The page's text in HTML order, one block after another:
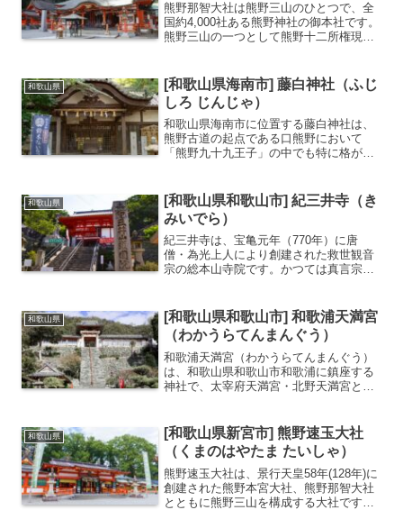
熊野那智大社は熊野三山のひとつで、全
国約4,000社ある熊野神社の御本社です。
熊野三山の一つとして熊野十二所権現と
高約500メートルに位置する6棟の社殿に
は、夫須美神を...
和歌山県
[和歌山県海南市] 藤白神社（ふじ
しろ じんじゃ）
和歌山県海南市に位置する藤白神社は、
熊野古道の起点である口熊野において
「熊野九十九王子」の中でも特に格が高
史の深さを感じさせる荘厳な空気が漂っ
ています。この神社の最大の...
和歌山県
[和歌山県和歌山市] 紀三井寺（き
みいでら）
紀三井寺は、宝亀元年（770年）に唐
僧・為光上人により創建された救世観音
宗の総本山寺院です。かつては真言宗山
りました。境内にある三井水（清浄水・
楊柳水・吉祥水...
和歌山県
[和歌山県和歌山市] 和歌浦天満宮
（わかうらてんまんぐう）
和歌浦天満宮（わかうらてんまんぐう）
は、和歌山県和歌山市和歌浦に鎮座する
神社で、太宰府天満宮・北野天満宮と並
す。延喜元年（901年）、学問の神様・
菅原道真公が大宰府へ左遷...
和歌山県
[和歌山県新宮市] 熊野速玉大社
（くまのはやたま たいしゃ）
熊野速玉大社は、景行天皇58年(128年)に
創建された熊野本宮大社、熊野那智大社
とともに熊野三山を構成する大社です。